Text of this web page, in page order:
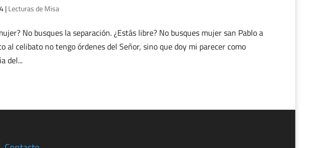
|Lecturas de Misa
No busques la separación. ¿Estás libre? No busques mujer san Pablo a
al celibato no tengo órdenes del Señor, sino que doy mi parecer como
del...